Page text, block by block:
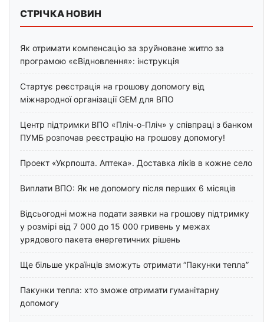
СТРІЧКА НОВИН
Як отримати компенсацію за зруйноване житло за
програмою «єВідновлення»: інструкція
Стартує реєстрація на грошову допомогу від
міжнародної організації GEM для ВПО
Центр підтримки ВПО «Пліч-о-Пліч» у співпраці з банком
ПУМБ розпочав реєстрацію на грошову допомогу!
Проект «Укрпошта. Аптека». Доставка ліків в кожне село
Виплати ВПО: Як не допомогу після перших 6 місяців
Відсьогодні можна подати заявки на грошову підтримку
у розмірі від 7 000 до 15 000 гривень у межах
урядового пакета енергетичних рішень
Ще більше українців зможуть отримати “Пакунки тепла”
Пакунки тепла: хто зможе отримати гуманітарну
допомогу